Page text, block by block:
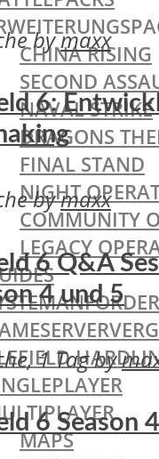
CHINA RISING
SECOND
NAVAL STRIKE
DRAGONS
FINAL STAND
NIGHT
COMMUNITY
LEGACY
MAPS
bymaxx
6:
bymaxx
6 Q&A
4 und 5
1 Tagby
6 Season